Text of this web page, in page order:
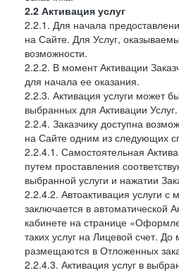
2.2 Активация услуг
2.2.1. Для начала
на Сайте. Для Услуг,
возможности.
2.2.2. В момент Активации
для начала ее оказания.
2.2.3. Активация услуги может
выбранных для Активации Услуг.
2.2.4. Заказчику доступна
на Сайте одним из следующих
2.2.4.1. Самостоятельная
путем проставления
выбранной услуги и нажатии
2.2.4.2. Автоактивация услуги
заключается в автоматической
кабинете на странице
таких услуг на Лицевой счет.
размещаются в Отложенных
2.2.4.3. Активация услуг в